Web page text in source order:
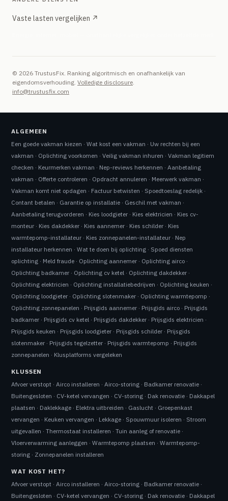
Vaste lasten vergelijken ↗
© 2026 TrustusFix. Ranking algoritmisch en onafhankelijk van
eigendomsverhouding. Volledige disclosure
info@trustusfix.com
ALGEMEEN
Een goede vakman kiezen ·Wat kost een vakman · Uw rechten bij een
vakman · Oplichting voorkomen ·Veilig vakman inhuren ·Vakman legitiem
checken · Keurmerken vakman · Nep-reviews herkennen ·Aanbetaling
vakman · Offerte controleren · Opdracht annuleren · Meerwerk vakman ·
Vakman komt niet opdagen · Factuur betwisten · Spoedtoeslag redelijk ·
Contant betalen · Garantie op installatie · Geschil met vakman ·
Aanbetaling terugvorderen · Kies loodgieter · Kies elektricien · Kies cv-
monteur · Kies dakdekker · Kies aannemer · Kies schilder · Kies
warmtepomp-installateur · Kies zonnepanelen-installateur · Nep
installateur herkennen ·Wat te doen bij oplichting · Spoed diensten
oplichting · Meld fraude · Oplichting aannemer · Oplichting airco ·
Oplichting badkamer · Oplichting cv ketel · Oplichting dakdekker ·
Oplichting elektricien · Oplichting installatiebedrijven · Oplichting keuken ·
Oplichting loodgieter · Oplichting slotenmaker · Oplichting warmtepomp ·
Oplichting zonnepanelen · Prijsgids aannemer · Prijsgids airco · Prijsgids
badkamer · Prijsgids cv ketel · Prijsgids dakdekker · Prijsgids elektricien ·
Prijsgids keuken · Prijsgids loodgieter · Prijsgids schilder · Prijsgids
slotenmaker · Prijsgids tegelzetter · Prijsgids warmtepomp · Prijsgids
zonnepanelen · Klusplatforms vergeleken
KLUSSEN
Afvoer verstopt ·Airco installeren ·Airco-storing · Badkamer renovatie ·
Buitengesloten · CV-ketel vervangen · CV-storing · Dak renovatie · Dakkapel
plaatsen · Daklekkage · Elektra uitbreiden · Gaslucht · Groepenkast
vervangen · Keuken vervangen · Lekkage · Spouwmuur isoleren · Stroom
uitgevallen ·Thermostaat installeren ·Tuin aanleg of renovatie ·
Vloerverwarming aanleggen ·Warmtepomp plaatsen ·Warmtepomp-
storing · Zonnepanelen installeren
WAT KOST HET?
Afvoer verstopt ·Airco installeren ·Airco-storing · Badkamer renovatie ·
Buitengesloten · CV-ketel vervangen · CV-storing · Dak renovatie · Dakkapel